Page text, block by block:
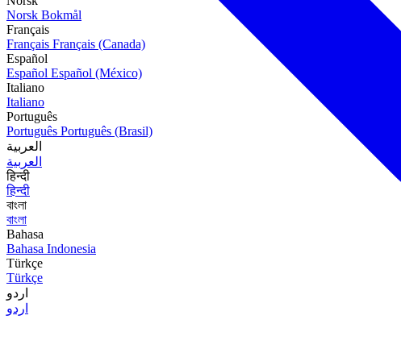
Norsk Bokmål
Français
Français Français (Canada)
Español
Español Español (México)
Italiano
Italiano
Português
Português Português (Brasil)
العربية
العربية
हिन्दी
हिन्दी
বাংলা
বাংলা
Bahasa
Bahasa Indonesia
Türkçe
Türkçe
اردو
اردو